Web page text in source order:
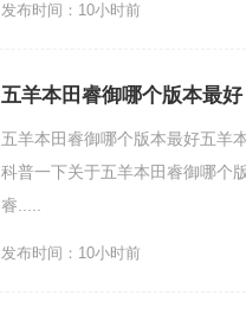
发布时间：10小时前
五羊本田睿御哪个版本最好
五羊本田睿御哪个版本最好五羊
科普一下关于五羊本田睿御哪个
睿.....
发布时间：10小时前